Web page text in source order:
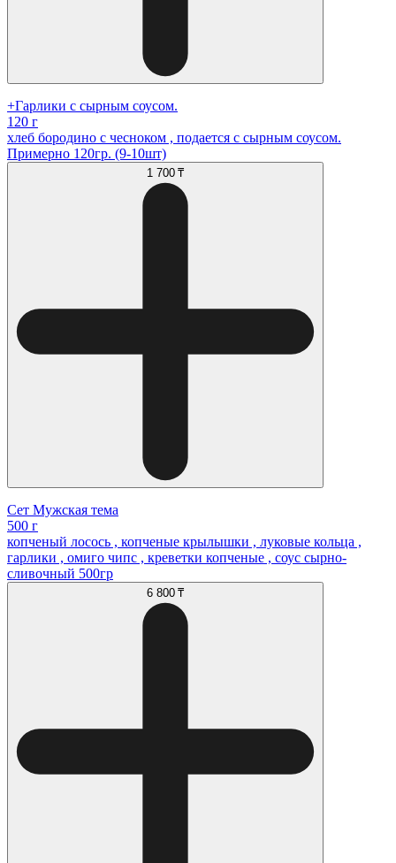
+Гарлики с сырным соусом.
120 г
хлеб бородино с чесноком , подается с сырным соусом.
Примерно 120гр. (9-10шт)
1 700 ₸
Сет Мужская тема
500 г
копченый лосось , копченые крылышки , луковые кольца ,
гарлики , омиго чипс , креветки копченые , соус сырно-
сливочный 500гр
6 800 ₸